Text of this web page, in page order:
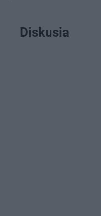
Diskusia